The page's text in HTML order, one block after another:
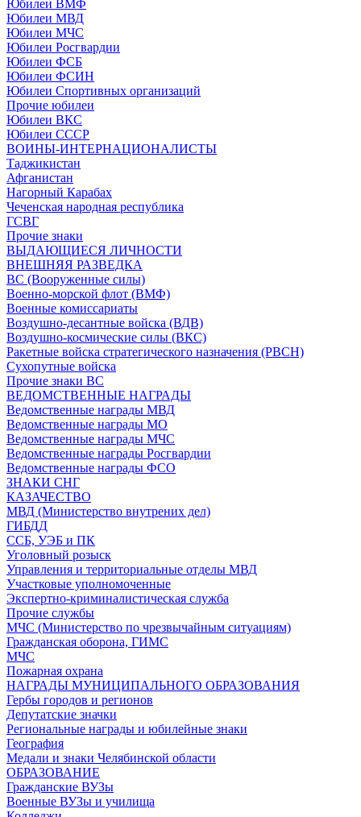
Юбилеи ВМФ
Юбилеи МВД
Юбилеи МЧС
Юбилеи Росгвардии
Юбилеи ФСБ
Юбилеи ФСИН
Юбилеи Спортивных организаций
Прочие юбилеи
Юбилеи ВКС
Юбилеи СССР
ВОИНЫ-ИНТЕРНАЦИОНАЛИСТЫ
Таджикистан
Афганистан
Нагорный Карабах
Чеченская народная республика
ГСВГ
Прочие знаки
ВЫДАЮЩИЕСЯ ЛИЧНОСТИ
ВНЕШНЯЯ РАЗВЕДКА
ВС (Вооруженные силы)
Военно-морской флот (ВМФ)
Военные комиссариаты
Воздушно-десантные войска (ВДВ)
Воздушно-космические силы (ВКС)
Ракетные войска стратегического назначения (РВСН)
Сухопутные войска
Прочие знаки ВС
ВЕДОМСТВЕННЫЕ НАГРАДЫ
Ведомственные награды МВД
Ведомственные награды МО
Ведомственные награды МЧС
Ведомственные награды Росгвардии
Ведомственные награды ФСО
ЗНАКИ СНГ
КАЗАЧЕСТВО
МВД (Министерство внутрених дел)
ГИБДД
ССБ, УЭБ и ПК
Уголовный розыск
Управления и территориальные отделы МВД
Участковые уполномоченные
Экспертно-криминалистическая служба
Прочие службы
МЧС (Министерство по чрезвычайным ситуациям)
Гражданская оборона, ГИМС
МЧС
Пожарная охрана
НАГРАДЫ МУНИЦИПАЛЬНОГО ОБРАЗОВАНИЯ
Гербы городов и регионов
Депутатские значки
Региональные награды и юбилейные знаки
География
Медали и знаки Челябинской области
ОБРАЗОВАНИЕ
Гражданские ВУЗы
Военные ВУЗы и училища